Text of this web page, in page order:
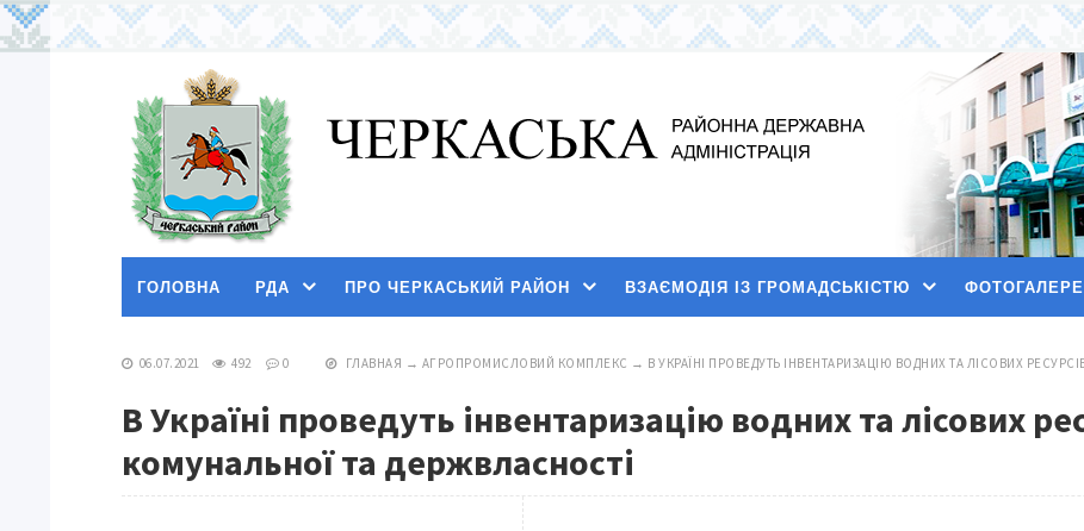
ГОЛОВНА РДА ПРО ЧЕРКАСЬКИЙ РАЙОН ВЗАЄМОДІЯ ІЗ ГРОМАДСЬКІСТЮ
06.07.2021 492 0 ГЛАВНАЯ → АГРОПРОМИСЛОВИЙ КОМПЛЕКС → В УКРАЇНІ ПРОВЕДУТЬ ІНВЕНТАРИЗАЦІЮ ВОДНИХ ТА ЛІСОВИХ
В Україні проведуть інвентаризацію водних та лісових
комунальної та держвласності